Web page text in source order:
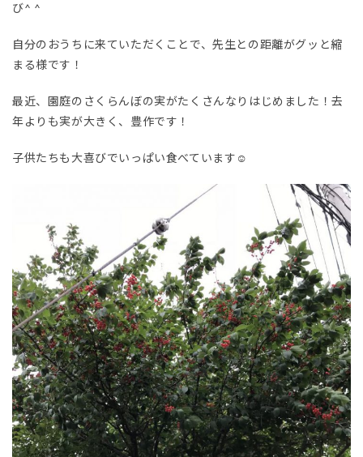
び^ ^
自分のおうちに来ていただくことで、先生との距離がグッと縮
まる様です！
最近、園庭のさくらんぼの実がたくさんなりはじめました！去
年よりも実が大きく、豊作です！
子供たちも大喜びでいっぱい食べています☺︎